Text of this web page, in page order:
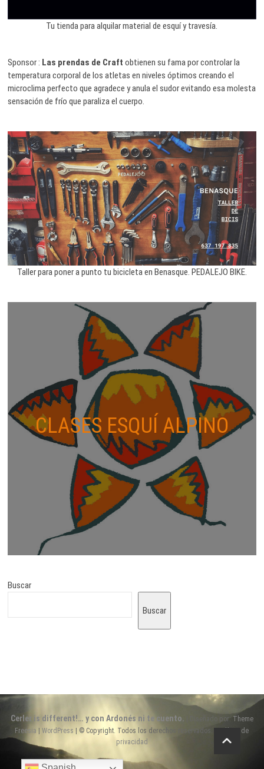
Tu tienda para alquilar material de esquí y travesía.
Sponsor : Las prendas de Craft obtienen su fama por controlar la
temperatura corporal de los atletas en niveles óptimos creando el
microclima perfecto que agradece y anula el sudor evitando esa molesta
sensación de frío que paraliza el cuerpo.
Taller para poner a punto tu bicicleta en Benasque. PEDALEJO BIKE.
CLASES ESQUÍ ALPINO
Buscar
Buscar
Cerler is different!… y con Ardonés ni te cuento. | Diseñado por: Theme
Freesia
|WordPress | © Copyright. Todos los derechos reservados. |
Política de
privacidad